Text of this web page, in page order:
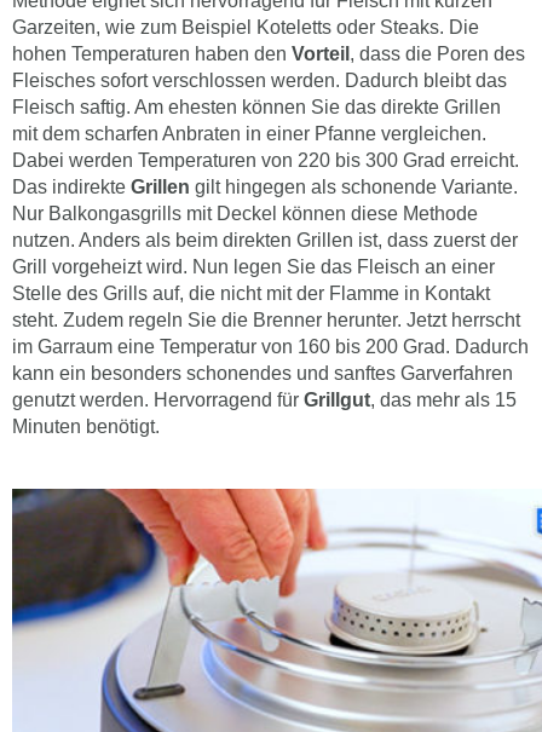
Garzeiten, wie zum Beispiel Koteletts oder Steaks. Die
hohen Temperaturen haben den Vorteil , dass die Poren des
Fleisches sofort verschlossen werden. Dadurch bleibt das
Fleisch saftig. Am ehesten können Sie das direkte Grillen
mit dem scharfen Anbraten in einer Pfanne vergleichen.
Dabei werden Temperaturen von 220 bis 300 Grad erreicht.
Das indirekte Grillen gilt hingegen als schonende Variante.
Nur Balkongasgrills mit Deckel können diese Methode
nutzen. Anders als beim direkten Grillen ist, dass zuerst der
Grill vorgeheizt wird. Nun legen Sie das Fleisch an einer
Stelle des Grills auf, die nicht mit der Flamme in Kontakt
steht. Zudem regeln Sie die Brenner herunter. Jetzt herrscht
im Garraum eine Temperatur von 160 bis 200 Grad. Dadurch
kann ein besonders schonendes und sanftes Garverfahren
genutzt werden. Hervorragend für Grillgut, das mehr als 15
Minuten benötigt.